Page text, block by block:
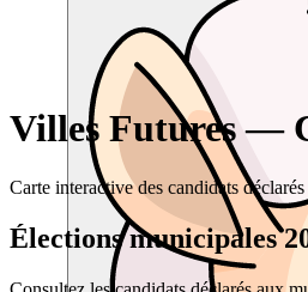
Villes Futures —
Carte interactive des candidats
Élections municipales